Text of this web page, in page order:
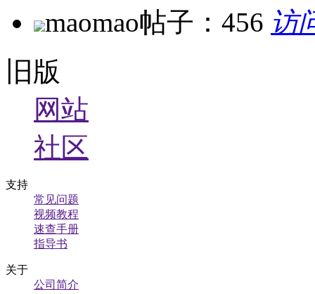
maomao帖子：456 访
旧版
网站
社区
支持
常见问题
视频教程
速查手册
指导书
关于
公司简介